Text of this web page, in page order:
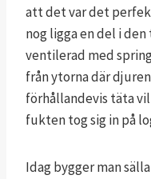
att det var det
nog ligga en del i
ventilerad med
från ytorna där
förhållandevis täta
fukten tog sig in på
Idag bygger man